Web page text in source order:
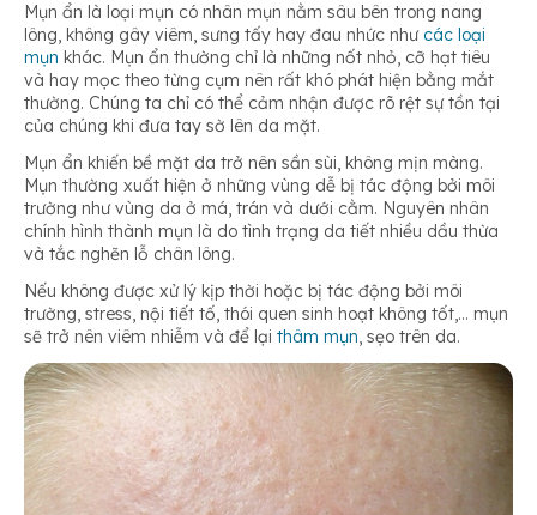
Mụn ẩn là loại mụn có nhân mụn nằm sâu bên trong nang
lông, không gây viêm, sưng tấy hay đau nhức như các loại
mụn khác. Mụn ẩn thường chỉ là những nốt nhỏ, cỡ hạt tiêu
và hay mọc theo từng cụm nên rất khó phát hiện bằng mắt
thường. Chúng ta chỉ có thể cảm nhận được rõ rệt sự tồn tại
của chúng khi đưa tay sờ lên da mặt.
Mụn ẩn khiến bề mặt da trở nên sần sùi, không mịn màng.
Mụn thường xuất hiện ở những vùng dễ bị tác động bởi môi
trường như vùng da ở má, trán và dưới cằm. Nguyên nhân
chính hình thành mụn là do tình trạng da tiết nhiều dầu thừa
và tắc nghẽn lỗ chân lông.
Nếu không được xử lý kịp thời hoặc bị tác động bởi môi
trường, stress, nội tiết tố, thói quen sinh hoạt không tốt,… mụn
sẽ trở nên viêm nhiễm và để lại thâm mụn, sẹo trên da.